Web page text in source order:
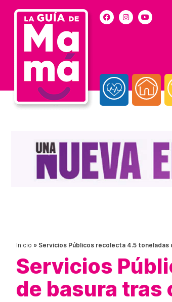
Inicio » Servicios Públicos recolecta 4.5
Servicios
de basura tras